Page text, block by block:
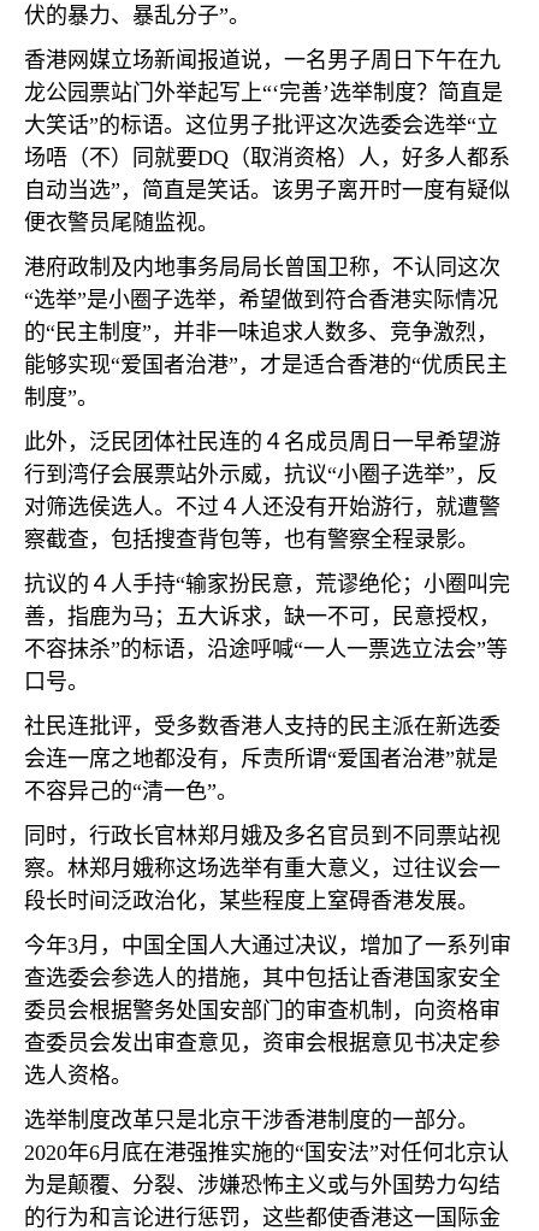
伏的暴力、暴乱分子”。
香港网媒立场新闻报道说，一名男子周日下午在九
龙公园票站门外举起写上“‘完善’选举制度？简直是
大笑话”的标语。这位男子批评这次选委会选举“立
场唔（不）同就要DQ （取消资格）人，好多人都系
自动当选”，简直是笑话。该男子离开时一度有疑似
便衣警员尾随监视。
港府政制及内地事务局局长曾国卫称，不认同这次
“选举”是小圈子选举，希望做到符合香港实际情况
的“民主制度”，并非一味追求人数多、竞争激烈，
能够实现“爱国者治港”，才是适合香港的“优质民主
制度”。
此外，泛民团体社民连的４名成员周日一早希望游
行到湾仔会展票站外示威，抗议“小圈子选举”，反
对筛选侯选人。不过４人还没有开始游行，就遭警
察截查，包括搜查背包等，也有警察全程录影。
抗议的４人手持“输家扮民意，荒谬绝伦；小圈叫完
善，指鹿为马；五大诉求，缺一不可，民意授权，
不容抹杀”的标语，沿途呼喊“一人一票选立法会”等
口号。
社民连批评，受多数香港人支持的民主派在新选委
会连一席之地都没有，斥责所谓“爱国者治港”就是
不容异己的“清一色”。
同时，行政长官林郑月娥及多名官员到不同票站视
察。林郑月娥称这场选举有重大意义，过往议会一
段长时间泛政治化，某些程度上窒碍香港发展。
今年3月，中国全国人大通过决议，增加了一系列审
查选委会参选人的措施，其中包括让香港国家安全
委员会根据警务处国安部门的审查机制，向资格审
查委员会发出审查意见，资审会根据意见书决定参
选人资格。
选举制度改革只是北京干涉香港制度的一部分。
2020年6月底在港强推实施的“国安法”对任何北京认
为是颠覆、分裂、涉嫌恐怖主义或与外国势力勾结
的行为和言论进行惩罚，这些都使香港这一国际金